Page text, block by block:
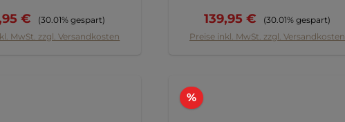
€ Regulärer Preis:
(30.01% gespart)
MwSt. zzgl. Versandkosten
Verkaufspreis:
139,95 € Regulärer Preis:
(30.01% gespart)
Preise inkl. MwSt. zzgl. Versandkosten
%Rabatt